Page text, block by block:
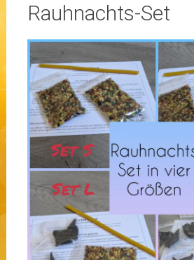
Rauhnachts-Set